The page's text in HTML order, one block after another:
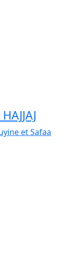
et Safaa